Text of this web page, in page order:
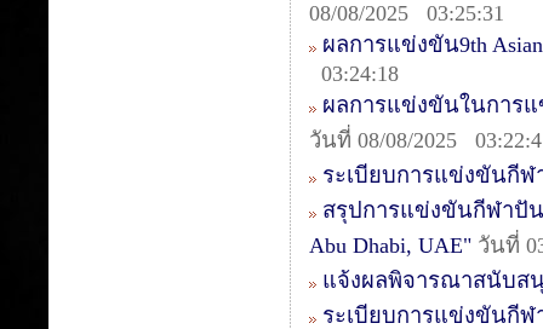
08/08/2025 03:25:31
ผลการแข่งขัน9th Asian
03:24:18
ผลการแข่งขันในการแข่
วันที่ 08/08/2025
ระเบียบการแข่งขันกีฬ
สรุปการแข่งขันกีฬาปันจั
Abu Dhabi, UAE" วันที่
แจ้งผลพิจารณาสนับส
ระเบียบการแข่งขันกีฬ